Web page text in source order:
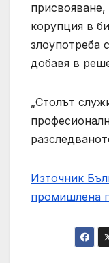
присвояване,
корупция в
злоупотреба
добавя в
„Столът
Източник
промишлена